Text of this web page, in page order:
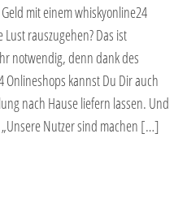
mit einem whiskyonline24
rauszugehen? Das ist
notwendig, denn dank des
kannst Du Dir auch
nach Hause liefern lassen. Und
Nutzer sind machen […]